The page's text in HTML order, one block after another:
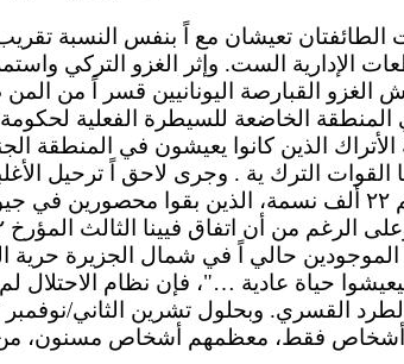
القبارصة اليونانيين قسر اً من المن
الخاضعة للسيطرة الفعلية
الأتراك الذين كانوا يعيشون في المنطقة
القوات الترك ية . وجرى لاحق اً ترحيل
والمارونيين، البالغ عددهم ٢٢ ألف نسمة، الذين
الموجودين حالي اً في شمال الجزيرة حرية
حياة عادية …"، فإن نظام الاحتلال لم